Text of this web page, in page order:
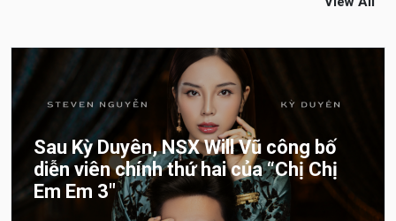
Sau Kỳ Duyên, NSX Will Vũ công bố
diễn viên chính thứ hai của “Chị Chị
Em Em 3″